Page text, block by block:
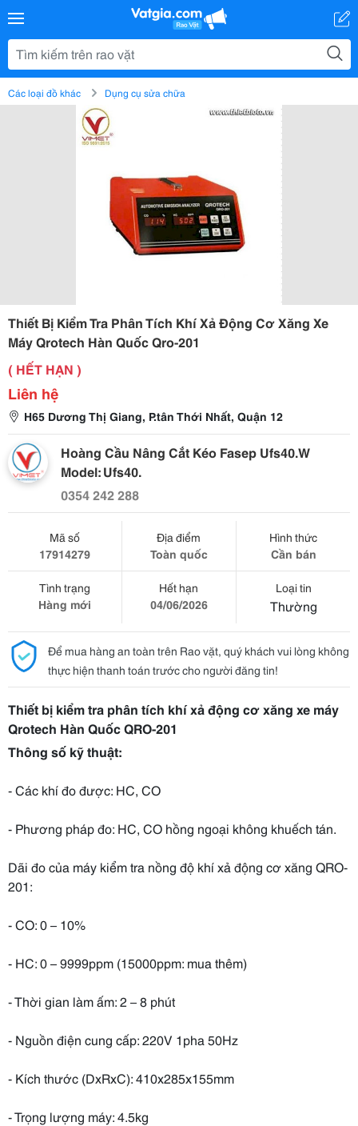
Các loại đồ khác Dụng cụ sửa chữa
Thiết Bị Kiểm Tra Phân Tích Khí Xả Động Cơ Xăng Xe
Máy Qrotech Hàn Quốc Qro-201
( HẾT HẠN )
Liên hệ
H65 Dương Thị Giang, P.tân Thới Nhất, Quận 12
Hoàng Cầu Nâng Cắt Kéo Fasep Ufs40.W
Model: Ufs40.
0354 242 288
Mã số
17914279
Địa điểm
Toàn quốc
Hình thức
Cần bán
Tình trạng
Hàng mới
Hết hạn
04/06/2026
Loại tin
Thường
Để mua hàng an toàn trên Rao vặt, quý khách vui lòng không
thực hiện thanh toán trước cho người đăng tin!
Thiết bị kiểm tra phân tích khí xả động cơ xăng xe máy
Qrotech Hàn Quốc QRO-201
Thông số kỹ thuật:
- Các khí đo được: HC, CO
- Phương pháp đo: HC, CO hồng ngoại không khuếch tán.
Dãi đo của máy kiểm tra nồng độ khí xả động cơ xăng QRO-
201:
- CO: 0 – 10%
- HC: 0 – 9999ppm (15000ppm: mua thêm)
- Thời gian làm ấm: 2 – 8 phút
- Nguồn điện cung cấp: 220V 1pha 50Hz
- Kích thước (DxRxC): 410x285x155mm
- Trọng lượng máy: 4.5kg